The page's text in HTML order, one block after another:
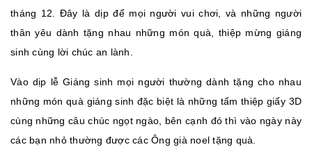
tháng 12. Đây là dịp để mọi người vui chơi, và những người
thân yêu dành tặng nhau những món quà, thiệp mừng giáng
sinh cùng lời chúc an lành.
Vào dịp lễ Giáng sinh mọi người thường dành tặng cho nhau
những món quà giáng sinh đặc biệt là những tấm thiệp giấy 3D
cùng những câu chúc ngọt ngào, bên cạnh đó thì vào ngày này
các bạn nhỏ thường được các Ông già noel tặng quà.